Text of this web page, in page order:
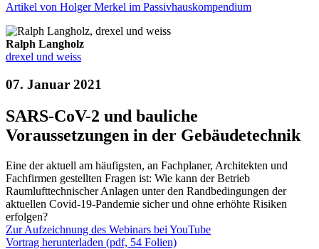
Artikel von Holger Merkel im Passivhauskompendium
Ralph Langholz
drexel und weiss
07. Januar 2021
SARS-CoV-2 und bauliche
Voraussetzungen in der Gebäudetechnik
Eine der aktuell am häufigsten, an Fachplaner, Architekten und
Fachfirmen gestellten Fragen ist: Wie kann der Betrieb
Raumlufttechnischer Anlagen unter den Randbedingungen der
aktuellen Covid-19-Pandemie sicher und ohne erhöhte Risiken
erfolgen?
Zur Aufzeichnung des Webinars bei YouTube
Vortrag herunterladen (pdf, 54 Folien)